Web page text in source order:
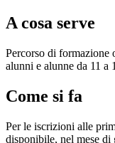
A cosa serve
Percorso di formazione
alunni e alunne da 11 a
Come si fa
Per le iscrizioni alle
disponibile, nel mese